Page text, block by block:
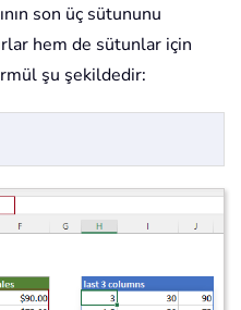
son üç sütununu
hem de sütunlar için
şu şekildedir: